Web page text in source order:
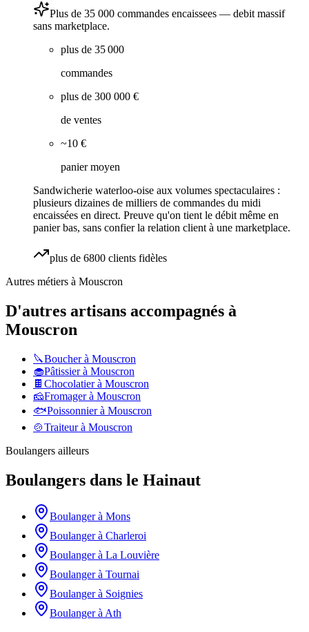
Plus de 35 000 commandes encaissees — debit massif
sans marketplace.
plus de 35 000
commandes
plus de 300 000 €
de ventes
~10 €
panier moyen
Sandwicherie waterloo-oise aux volumes spectaculaires :
plusieurs dizaines de milliers de commandes du midi
encaissées en direct. Preuve qu'on tient le débit même en
panier bas, sans confier la relation client à une marketplace.
plus de 6800 clients fidèles
Autres métiers à Mouscron
D'autres artisans accompagnés à
Mouscron
🔪Boucherà Mouscron
🧁Pâtissierà Mouscron
🍫 Chocolatierà Mouscron
🧀Fromagerà Mouscron
🐟Poissonnierà Mouscron
🍲Traiteurà Mouscron
Boulangers ailleurs
Boulangers dans le Hainaut
Boulangerà Mons
Boulangerà Charleroi
Boulangerà La Louvière
Boulangerà Tournai
Boulangerà Soignies
Boulangerà Ath